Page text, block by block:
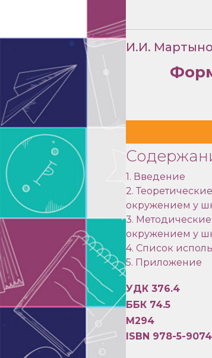
И.И.
1. Введение
2.
окружением у
3.
окружением у
4. Список
5. Приложение
УДК 376.4
ББК 74.5
М294
ISBN 978-5-